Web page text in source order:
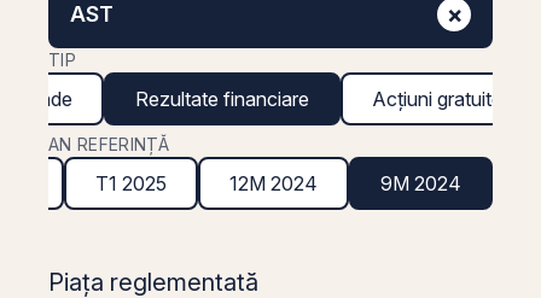
AST ×
TIP
Rezultate financiare Acțiuni gratuite
AN REFERINȚĂ
T1 2025 12M 2024 9M 2024
Piața reglementată